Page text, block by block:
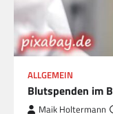
ALLGEMEIN
Blutspenden im
Maik Holtermann